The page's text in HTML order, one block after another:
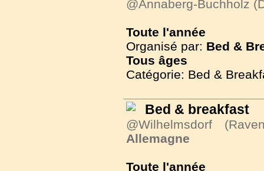
@Annaberg-Buchholz
Toute l'année
Organisé par: Bed &
Tous âges
Catégorie: Bed &
Bed & breakfast
@Wilhelmsdorf
Allemagne
Toute l'année